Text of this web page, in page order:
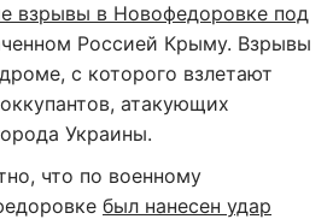
взрывы в Новофедоровке под
Россией Крыму. Взрывы
с которого взлетают
атакующих
Украины.
что по военному
был нанесен удар